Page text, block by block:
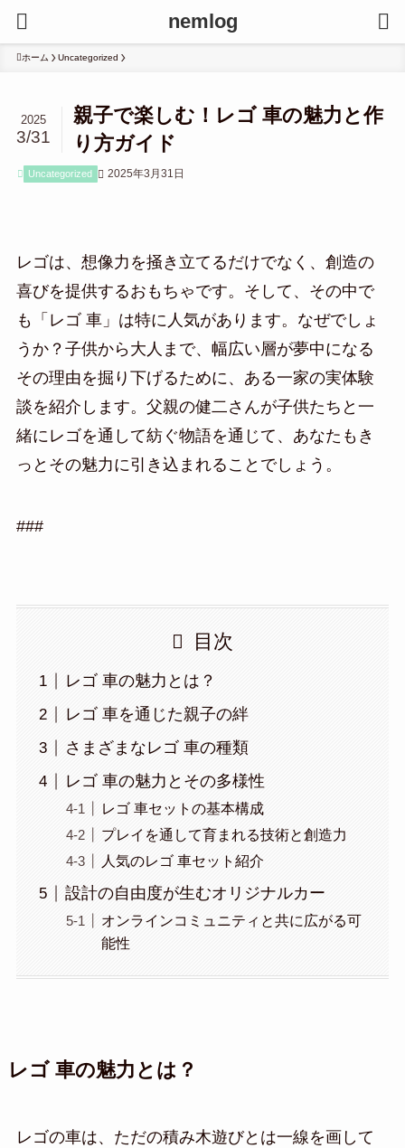
nemlog
ホーム Uncategorized
親子で楽しむ！レゴ 車の魅力と作
り方ガイド
2025
3/31
Uncategorized 2025年3月31日
レゴは、想像力を掻き立てるだけでなく、創造の
喜びを提供するおもちゃです。そして、その中で
も「レゴ 車」は特に人気があります。なぜでしょ
うか？子供から大人まで、幅広い層が夢中になる
その理由を掘り下げるために、ある一家の実体験
談を紹介します。父親の健二さんが子供たちと一
緒にレゴを通して紡ぐ物語を通じて、あなたもき
っとその魅力に引き込まれることでしょう。
###
目次
レゴ 車の魅力とは？
レゴ 車を通じた親子の絆
さまざまなレゴ 車の種類
レゴ 車の魅力とその多様性
レゴ 車セットの基本構成
プレイを通して育まれる技術と創造力
人気のレゴ 車セット紹介
設計の自由度が生むオリジナルカー
オンラインコミュニティと共に広がる可
能性
レゴ 車の魅力とは？
レゴの車は、ただの積み木遊びとは一線を画して